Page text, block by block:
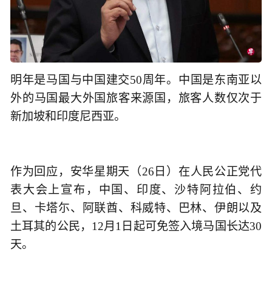
明年是马国与中国建交50周年。中国是东南亚以
外的马国最大外国旅客来源国，旅客人数仅次于
新加坡和印度尼西亚。
作为回应，安华星期天（26日）在人民公正党代
表大会上宣布，中国、印度、沙特阿拉伯、约
旦、卡塔尓、阿联酋、科威特、巴林、伊朗以及
土耳其的公民，12月1日起可免签入境马国长达30
天。